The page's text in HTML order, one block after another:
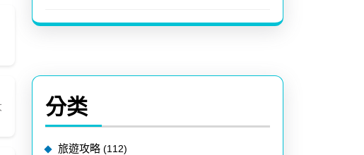
分类
旅遊攻略 (112)